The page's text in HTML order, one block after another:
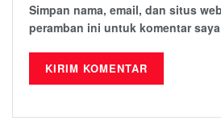
Simpan nama, email, dan situs
peramban ini untuk komentar